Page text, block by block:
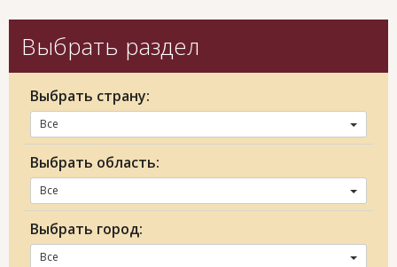
Выбрать раздел
Выбрать страну:
Все
Выбрать область:
Все
Выбрать город:
Все